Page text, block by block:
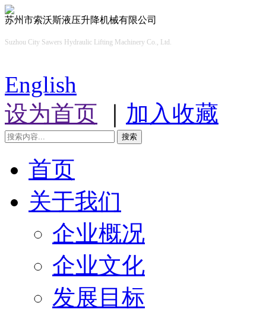
苏州市索沃斯液压升降机械有限公司
Suzhou City Sawers Hydraulic Lifting Machinery Co., Ltd.
English
设为首页
加入收藏
搜索
首页
关于我们
企业概况
企业文化
发展目标